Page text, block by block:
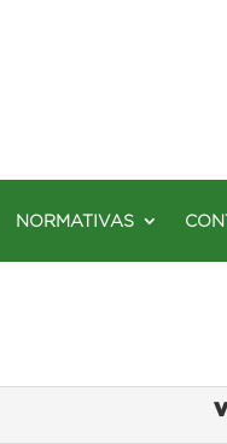
NORMATIVAS